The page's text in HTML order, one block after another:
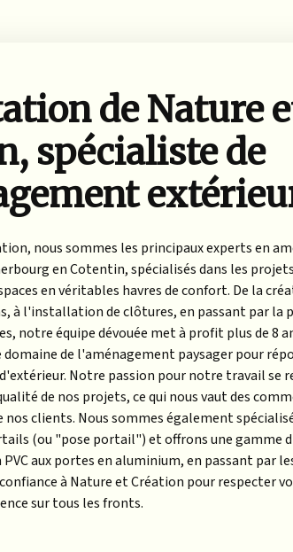
de Nature
spécialiste de
nous sommes les principaux experts en
en Cotentin, spécialisés dans les
en véritables havres de confort. De la
à l'installation de clôtures, en passant par la
notre équipe dévouée met à profit plus de 8
domaine de l'aménagement paysager pour
Notre passion pour notre travail se
de nos projets, ce qui nous vaut des
clients. Nous sommes également
(ou "pose portail") et offrons une gamme
aux portes en aluminium, en passant par
à Nature et Création pour respecter
sur tous les fronts.